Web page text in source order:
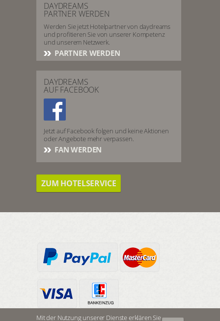
DAYDREAMS
PARTNER WERDEN
Werden Sie jetzt Hotelpartner von daydreams
und profitieren Sie von unserer Kompetenz
und unserem Netzwerk.
PARTNER WERDEN
DAYDREAMS
AUF FACEBOOK
Jetzt auf Facebook folgen und keine Aktionen
oder Angebote mehr verpassen.
FAN WERDEN
ZUM HOTELSERVICE
Mit der Nutzung unserer Dienste erklären Sie